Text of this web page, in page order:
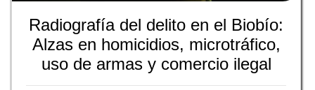
Radiografía del delito en el Biobío:
Alzas en homicidios, microtráfico,
uso de armas y comercio ilegal